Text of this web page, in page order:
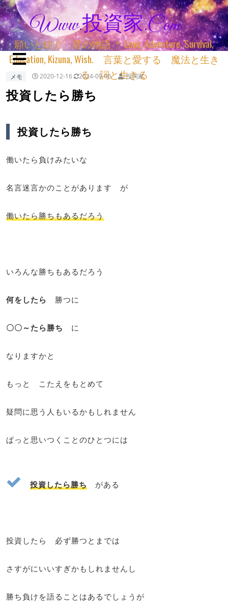
Www.投資家.com
願いと紡ぐ 君の物語 ＊ Love, Adventure, Survival,
Education, Kizuna, Wish. 言葉と愛する 魔法と生き
る 詞と生きる
メモ 2020-12-16 2024-09-06 投詞家
投資したら勝ち
投資したら勝ち
働いたら負けみたいな
名言迷言かのことがあります が
働いたら勝ちもあるだろう
いろんな勝ちもあるだろう
何をしたら 勝つに
〇〇～たら勝ち に
なりますかと
もっと こたえをもとめて
疑問に思う人もいるかもしれません
ぱっと思いつくことのひとつには
投資したら勝ち がある
投資したら 必ず勝つとまでは
さすがにいいすぎかもしれませんし
勝ち負けを語ることはあるでしょうが